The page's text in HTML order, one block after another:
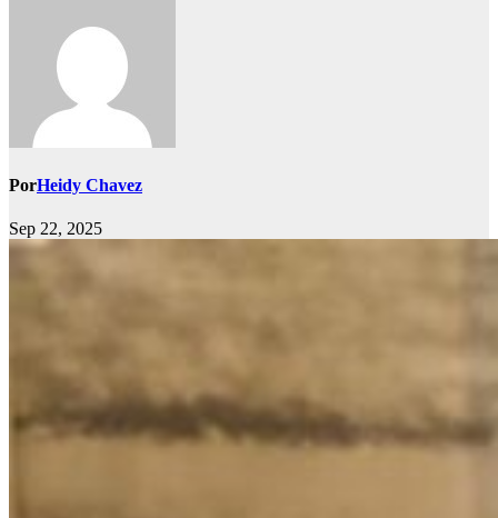
PorHeidy Chavez
Sep 22, 2025